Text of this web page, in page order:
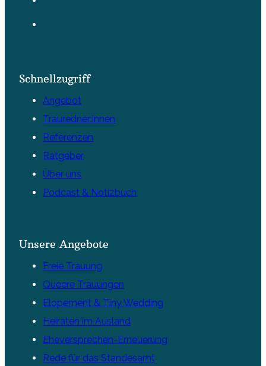
Schnellzugriff
Angebot
Trauredner:innen
Referenzen
Ratgeber
Über uns
Podcast & Notizbuch
Unsere Angebote
Freie Trauung
Queere Trauungen
Elopement & Tiny Wedding
Heiraten im Ausland
Eheversprechen-Erneuerung
Rede für das Standesamt